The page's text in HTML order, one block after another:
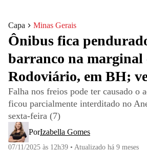
Capa Minas Gerais
Ônibus fica
barranco na marginal
Rodoviário, em BH;
Falha nos freios pode ter causado o
ficou parcialmente interditado no
sexta-feira (7)
PorIzabella Gomes
07/11/2025 às 12h39 • Atualizado há 9 meses